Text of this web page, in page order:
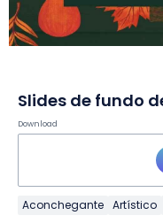
Download
Aconchegante Artístico